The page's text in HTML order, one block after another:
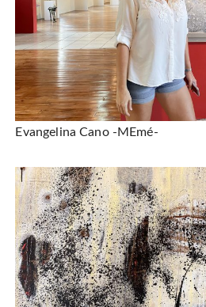
Evangelina Cano -MEmé-